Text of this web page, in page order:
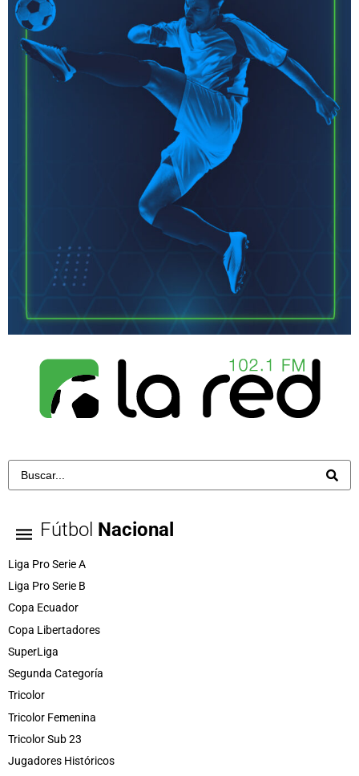
Fútbol Nacional
Liga Pro Serie A
Liga Pro Serie B
Copa Ecuador
Copa Libertadores
SuperLiga
Segunda Categoría
Tricolor
Tricolor Femenina
Tricolor Sub 23
Jugadores Históricos